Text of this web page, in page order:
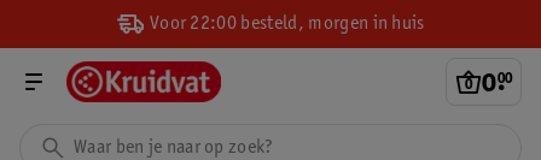
Voor 22:00 besteld, morgen in huis
0.
00